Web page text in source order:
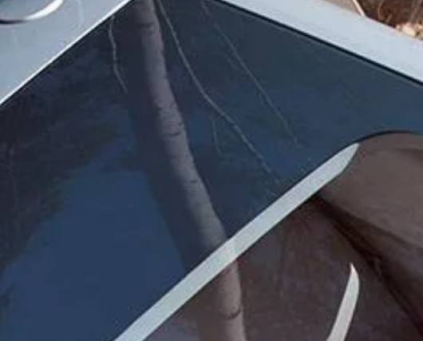
온라인 서비스 예약
사고수리 견적 서비스
서비스 및 부품
서비스 플러스
서비스 패키지
보증 연장 프로그램
모빌리티 개런티
사고차량 지원 프로그램
자기부담금 지원 프로그램
폭스바겐 순정 부품
내비게이션 업데이트
고객 지원 센터
사고 고장 가이드
프로모션 & 뉴스